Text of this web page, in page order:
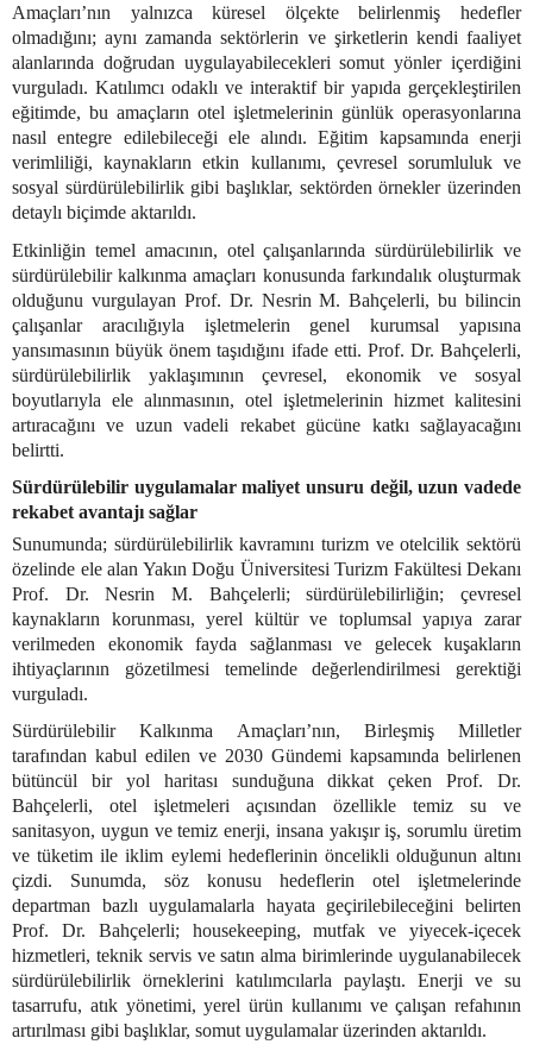
Amaçları’nın yalnızca küresel ölçekte belirlenmiş hedefler
olmadığını; aynı zamanda sektörlerin ve şirketlerin kendi faaliyet
alanlarında doğrudan uygulayabilecekleri somut yönler içerdiğini
vurguladı. Katılımcı odaklı ve interaktif bir yapıda gerçekleştirilen
eğitimde, bu amaçların otel işletmelerinin günlük operasyonlarına
nasıl entegre edilebileceği ele alındı. Eğitim kapsamında enerji
verimliliği, kaynakların etkin kullanımı, çevresel sorumluluk ve
sosyal sürdürülebilirlik gibi başlıklar, sektörden örnekler üzerinden
detaylı biçimde aktarıldı.
Etkinliğin temel amacının, otel çalışanlarında sürdürülebilirlik ve
sürdürülebilir kalkınma amaçları konusunda farkındalık oluşturmak
olduğunu vurgulayan Prof. Dr. Nesrin M. Bahçelerli, bu bilincin
çalışanlar aracılığıyla işletmelerin genel kurumsal yapısına
yansımasının büyük önem taşıdığını ifade etti. Prof. Dr. Bahçelerli,
sürdürülebilirlik yaklaşımının çevresel, ekonomik ve sosyal
boyutlarıyla ele alınmasının, otel işletmelerinin hizmet kalitesini
artıracağını ve uzun vadeli rekabet gücüne katkı sağlayacağını
belirtti.
Sürdürülebilir uygulamalar maliyet unsuru değil, uzun vadede
rekabet avantajı sağlar
Sunumunda; sürdürülebilirlik kavramını turizm ve otelcilik sektörü
özelinde ele alan Yakın Doğu Üniversitesi Turizm Fakültesi Dekanı
Prof. Dr. Nesrin M. Bahçelerli; sürdürülebilirliğin; çevresel
kaynakların korunması, yerel kültür ve toplumsal yapıya zarar
verilmeden ekonomik fayda sağlanması ve gelecek kuşakların
ihtiyaçlarının gözetilmesi temelinde değerlendirilmesi gerektiği
vurguladı.
Sürdürülebilir Kalkınma Amaçları’nın, Birleşmiş Milletler
tarafından kabul edilen ve 2030 Gündemi kapsamında belirlenen
bütüncül bir yol haritası sunduğuna dikkat çeken Prof. Dr.
Bahçelerli, otel işletmeleri açısından özellikle temiz su ve
sanitasyon, uygun ve temiz enerji, insana yakışır iş, sorumlu üretim
ve tüketim ile iklim eylemi hedeflerinin öncelikli olduğunun altını
çizdi. Sunumda, söz konusu hedeflerin otel işletmelerinde
departman bazlı uygulamalarla hayata geçirilebileceğini belirten
Prof. Dr. Bahçelerli; housekeeping, mutfak ve yiyecek-içecek
hizmetleri, teknik servis ve satın alma birimlerinde uygulanabilecek
sürdürülebilirlik örneklerini katılımcılarla paylaştı. Enerji ve su
tasarrufu, atık yönetimi, yerel ürün kullanımı ve çalışan refahının
artırılması gibi başlıklar, somut uygulamalar üzerinden aktarıldı.